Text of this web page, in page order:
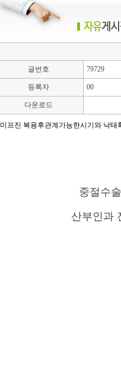
글번호 79729
등록자 00
다운로드
미프진 복용후관계가능한시기와 낙태
중절수
산부인과